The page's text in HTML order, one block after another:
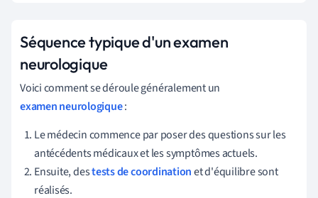
Séquence typique d'un examen
neurologique
Voici comment se déroule généralement un
examen neurologique:
Le médecin commence par poser des questions sur les
antécédents médicaux et les symptômes actuels.
Ensuite, destests de coordinationet d'équilibre sont
réalisés.